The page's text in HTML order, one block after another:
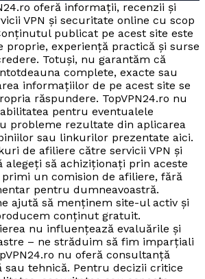
oferă informații, recenzii și
VPN și securitate online cu scop
publicat pe acest site este
proprie, experiență practică și surse
Totuși, nu garantăm că
complete, exacte sau
informațiilor de pe acest site se
răspundere. TopVPN24.ro nu
pentru eventualele
probleme rezultate din aplicarea
sau linkurilor prezentate aici.
de afiliere către servicii VPN și
alegeți să achiziționați prin aceste
un comision de afiliere, fără
pentru dumneavoastră.
ajută să menținem site-ul activ și
conținut gratuit.
nu influențează evaluările și
– ne străduim să fim imparțiali
nu oferă consultanță
sau tehnică. Pentru decizii critice